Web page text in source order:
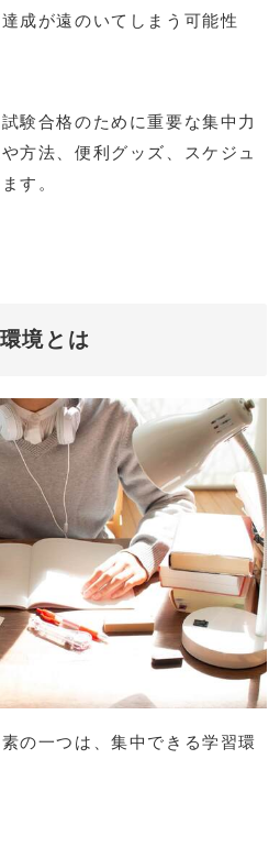
成が遠のいてしまう可能性
験合格のために重要な集中力
方法、便利グッズ、スケジュ
す。
境とは
の一つは、集中できる学習環